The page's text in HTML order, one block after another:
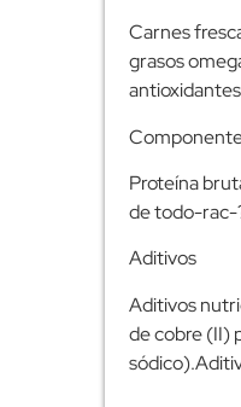
Carnes
grasos
Proteína
de todo-rac-
Aditivos
Aditivos
de cobre (II)